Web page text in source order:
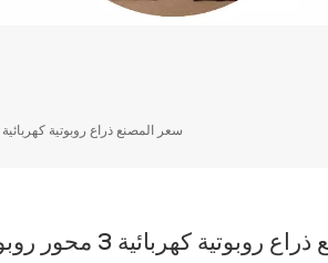
سعر المصنع ذراع روبوتية كهربائية 3 محور روبوت نقل الذراع دلتا روبوت الفرز خط الإنتاج
سعر المصنع ذراع